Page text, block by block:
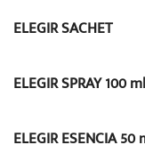
ELEGIR SACHET
ELEGIR SPRAY 100
ELEGIR ESENCIA 50